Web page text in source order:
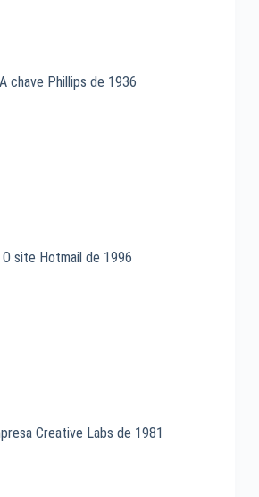
A chave Phillips de 1936
O site Hotmail de 1996
Creative Labs de 1981